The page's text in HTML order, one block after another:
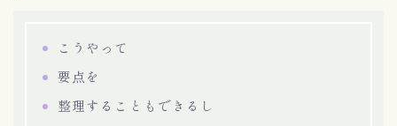
こうやって
要点を
整理することもできるし